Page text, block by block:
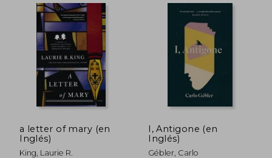
a letter of mary (en
Inglés)
King, Laurie R.
I, Antigone (en
Inglés)
Gébler, Carlo